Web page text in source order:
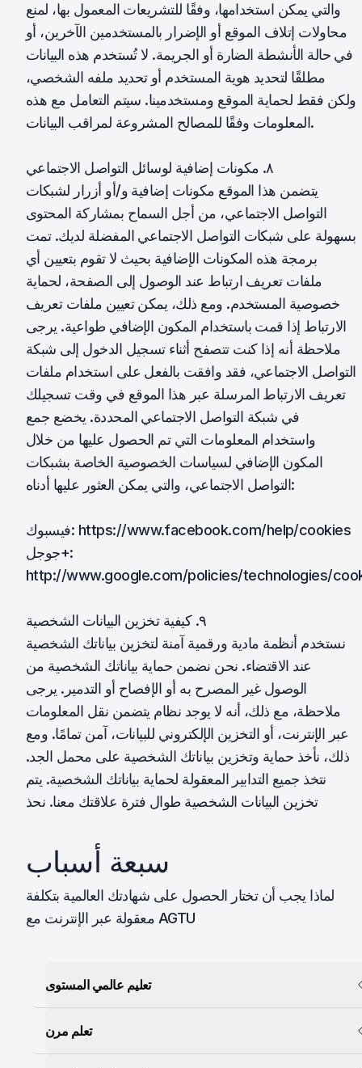
والتي يمكن استخدامها، وفقًا للتشريعات المعمول بها، لمنع
محاولات إتلاف الموقع أو الإضرار بالمستخدمين الآخرين، أو
في حالة الأنشطة الضارة أو الجريمة. لا تُستخدم هذه البيانات
مطلقًا لتحديد هوية المستخدم أو تحديد ملفه الشخصي،
ولكن فقط لحماية الموقع ومستخدمينا. سيتم التعامل مع هذه
المعلومات وفقًا للمصالح المشروعة لمراقب البيانات.
٨. مكونات إضافية لوسائل التواصل الاجتماعي
يتضمن هذا الموقع مكونات إضافية و/أو أزرار لشبكات
التواصل الاجتماعي، من أجل السماح بمشاركة المحتوى
بسهولة على شبكات التواصل الاجتماعي المفضلة لديك. تمت
برمجة هذه المكونات الإضافية بحيث لا تقوم بتعيين أي
ملفات تعريف ارتباط عند الوصول إلى الصفحة، لحماية
خصوصية المستخدم. ومع ذلك، يمكن تعيين ملفات تعريف
الارتباط إذا قمت باستخدام المكون الإضافي طواعية. يرجى
ملاحظة أنه إذا كنت تتصفح أثناء تسجيل الدخول إلى شبكة
التواصل الاجتماعي، فقد وافقت بالفعل على استخدام ملفات
تعريف الارتباط المرسلة عبر هذا الموقع في وقت تسجيلك
في شبكة التواصل الاجتماعي المحددة. يخضع جمع
واستخدام المعلومات التي تم الحصول عليها من خلال
المكون الإضافي لسياسات الخصوصية الخاصة بشبكات
التواصل الاجتماعي، والتي يمكن العثور عليها أدناه:
فيسبوك: https://www.facebook.com/help/cookies
جوجل+:
http://www.google.com/policies/technologies/
٩. كيفية تخزين البيانات الشخصية
نستخدم أنظمة مادية ورقمية آمنة لتخزين بياناتك الشخصية
عند الاقتضاء. نحن نضمن حماية بياناتك الشخصية من
الوصول غير المصرح به أو الإفصاح أو التدمير. يرجى
ملاحظة، مع ذلك، أنه لا يوجد نظام يتضمن نقل المعلومات
عبر الإنترنت، أو التخزين الإلكتروني للبيانات، آمن تمامًا. ومع
ذلك، نأخذ حماية وتخزين بياناتك الشخصية على محمل الجد.
نتخذ جميع التدابير المعقولة لحماية بياناتك الشخصية. يتم
تخزين البيانات الشخصية طوال فترة علاقتك معنا. نحذ
سبعة أسباب
لماذا يجب أن تختار الحصول على شهادتك العالمية بتكلفة
معقولة عبر الإنترنت مع AGTU
تعليم عالمي المستوى
تعلم مرن